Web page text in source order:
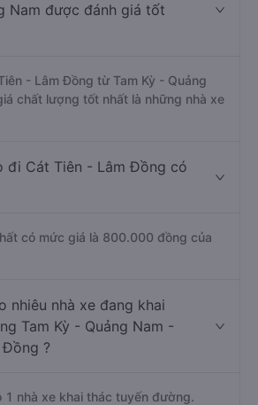
Nam được đánh giá tốt
- Lâm Đồng từ Tam Kỳ - Quảng
chất lượng tốt nhất là những nhà xe
đi Cát Tiên - Lâm Đồng có
có mức giá là 800.000 đồng của
nhiêu nhà xe đang khai
Tam Kỳ - Quảng Nam -
?
1 nhà xe khai thác tuyến đường.